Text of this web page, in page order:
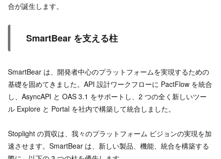
合が誕生します。
SmartBear を支える柱
SmartBear は、開発者中心のプラットフォームを実現するための
基礎を固めてきました。API 設計ワークフローに PactFlow を統合
し、AsyncAPI と OAS 3.1 をサポートし、2 つの全く新しいツー
ル Explore と Portal を社内で構築して統合しました。
Stoplight の買収は、我々のプラットフォーム ビジョンの実現を加
速させます。SmartBear は、新しい製品、機能、統合を構築する